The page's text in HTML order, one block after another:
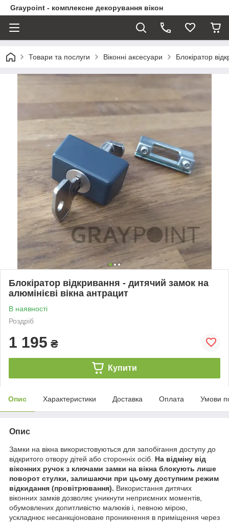
Graypoint - комплексне декорування вікон
Товари та послуги Віконні аксесуари Блокіратор
Блокіратор відкривання - дитячий замок на
алюмінієві вікна антрацит
В наявності
Роздріб
1 195 ₴
Купити
Опис Характеристики Доставка Оплата Умови
Опис
Замки на вікна використовуються для запобігання доступу до
відкритого отвору дітей або сторонніх осіб. На відміну від
віконних ручок з ключами замки на вікна блокують лише
поворот стулки, залишаючи при цьому доступним режим
відкидання (провітрювання). Використання дитячих
віконних замків дозволяє уникнути неприємних моментів,
обумовлених допитливістю малюків і, певною мірою,
ускладнює несанкціоноване проникнення в приміщення через